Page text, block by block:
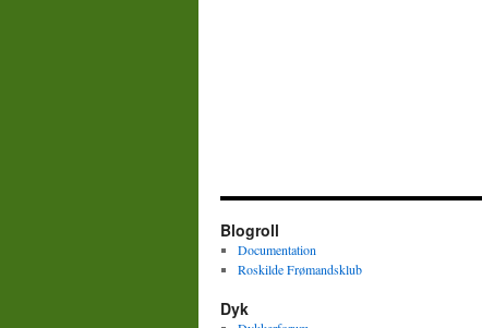
Blogroll
Documentation
Roskilde Frømandsklub
Dyk